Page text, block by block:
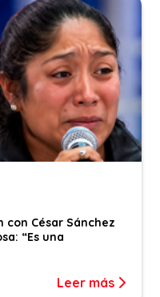
César Sánchez
“Es una
Leer más